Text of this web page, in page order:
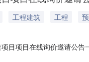
工程建筑 工程
目项目在线询价邀请公